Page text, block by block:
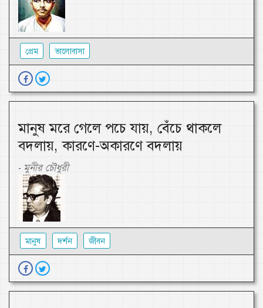
প্রেম ভালোবাসা
মানুষ মরে গেলে পচে যায়, বেঁচে থাকলে
বদলায়, কারণে-অকারণে বদলায়
- মুনীর চৌধুরী
মানুষ দর্শন জীবন